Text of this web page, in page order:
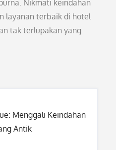
Nikmati keindahan
layanan terbaik di hotel
tak terlupakan yang
Menggali Keindahan
Antik